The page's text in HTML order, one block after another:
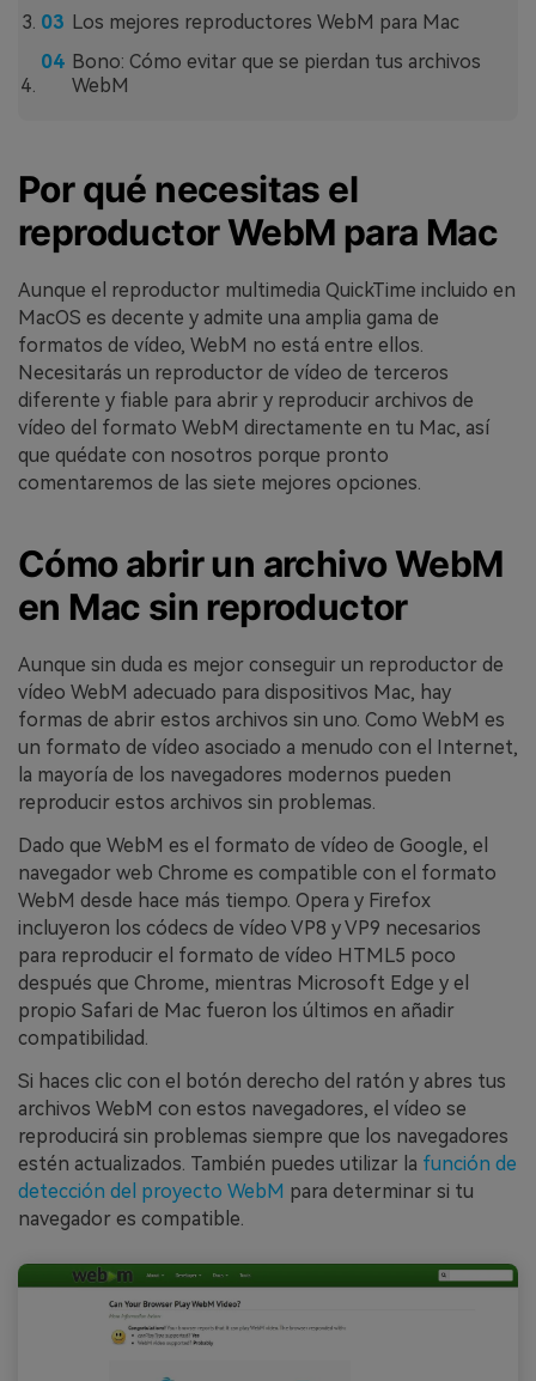
Los mejores reproductores WebM para Mac
Bono: Cómo evitar que se pierdan tus archivos
WebM
Por qué necesitas el
reproductor WebM para Mac
Aunque el reproductor multimedia QuickTime incluido en
MacOS es decente y admite una amplia gama de
formatos de vídeo, WebM no está entre ellos.
Necesitarás un reproductor de vídeo de terceros
diferente y fiable para abrir y reproducir archivos de
vídeo del formato WebM directamente en tu Mac, así
que quédate con nosotros porque pronto
comentaremos de las siete mejores opciones.
Cómo abrir un archivo WebM
en Mac sin reproductor
Aunque sin duda es mejor conseguir un reproductor de
vídeo WebM adecuado para dispositivos Mac, hay
formas de abrir estos archivos sin uno. Como WebM es
un formato de vídeo asociado a menudo con el Internet,
la mayoría de los navegadores modernos pueden
reproducir estos archivos sin problemas.
Dado que WebM es el formato de vídeo de Google, el
navegador web Chrome es compatible con el formato
WebM desde hace más tiempo. Opera y Firefox
incluyeron los códecs de vídeo VP8 y VP9 necesarios
para reproducir el formato de vídeo HTML5 poco
después que Chrome, mientras Microsoft Edge y el
propio Safari de Mac fueron los últimos en añadir
compatibilidad.
Si haces clic con el botón derecho del ratón y abres tus
archivos WebM con estos navegadores, el vídeo se
reproducirá sin problemas siempre que los navegadores
estén actualizados. También puedes utilizar la función de
detección del proyecto WebM para determinar si tu
navegador es compatible.